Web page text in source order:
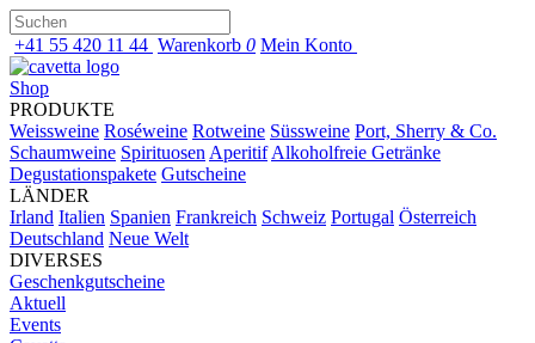
+41 55 420 11 44 Warenkorb 0 Mein Konto
Shop
PRODUKTE
Weissweine Roséweine Rotweine Süssweine Port, Sherry & Co.
Schaumweine Spirituosen Aperitif Alkoholfreie Getränke
Degustationspakete Gutscheine
LÄNDER
Irland Italien Spanien Frankreich Schweiz Portugal Österreich
Deutschland Neue Welt
DIVERSES
Geschenkgutscheine
Aktuell
Events